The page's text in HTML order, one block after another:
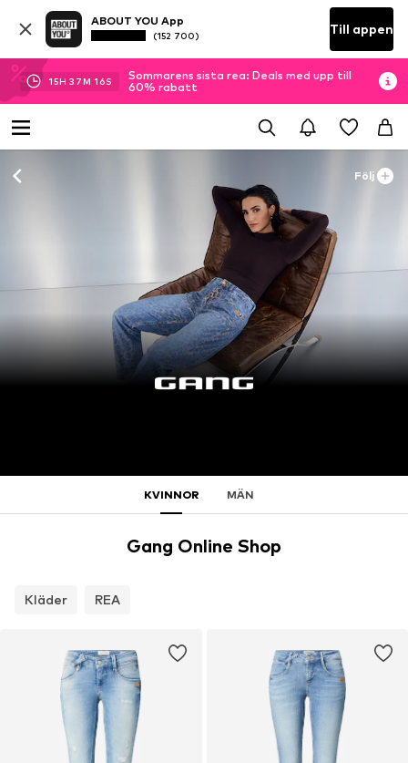
ABOUT YOU App
(152 700) Till appen
15H 37M 13S
Sommarens sista rea: Deals med upp till
60% rabatt
Följ
KVINNOR MÄN
Gang Online Shop
Kläder REA